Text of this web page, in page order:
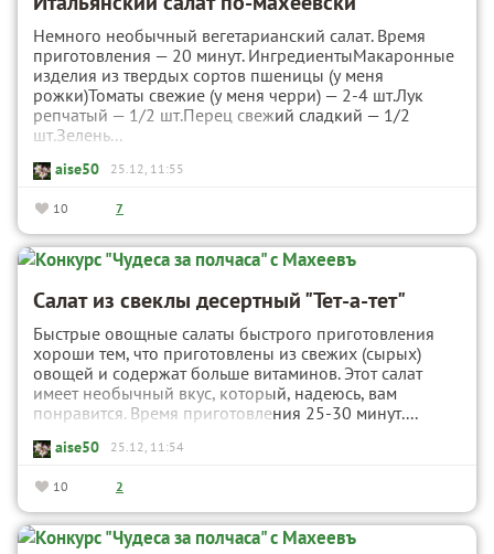
Немного необычный вегетарианский салат. Время
приготовления — 20 минут. ИнгредиентыМакаронные
изделия из твердых сортов пшеницы (у меня
рожки)Томаты свежие (у меня черри) — 2-4 шт.Лук
репчатый — 1/2 шт.Перец свежий сладкий — 1/2
шт.Зелень...
aise50 25.12, 11:55
10 7
Салат из свеклы десертный "Тет-а-тет"
Быстрые овощные салаты быстрого приготовления
хороши тем, что приготовлены из свежих (сырых)
овощей и содержат больше витаминов. Этот салат
имеет необычный вкус, который, надеюсь, вам
понравится. Время приготовления 25-30 минут....
aise50 25.12, 11:54
10 2